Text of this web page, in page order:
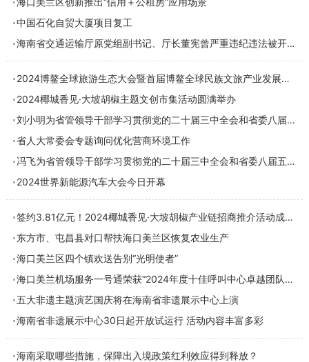
中国石化自贸大厦项目复工
海南省交通运输厅原党组副书记、厅长董宪曾严重违纪违法被开除党籍
2024博鳌全球旅游生态大会暨首届博鳌全球民族文旅产业发展大会盛大开幕
2024椰城香见·大坡胡椒主题文创市集活动圆满举办
刘小明为省管领导干部学习贯彻党的二十届三中全会和省委八届五次全会精神专题研讨班授
省人大常委会专题询问优化营商环境工作
冯飞为省管领导干部学习贯彻党的二十届三中全会和省委八届五次全会精神专题研讨班作开
2024世界新能源汽车大会今日开幕
签约3.81亿元！2024椰城香见·大坡胡椒产业链招商推介活动成功举办
东方市、屯昌县对口帮扶海口美兰区恢复农业生产
海口美兰区四个镇欢送告别“光明使者”
海口美兰机场服务一号通荣获“2024年度十佳呼叫中心卓越团队奖”
五大非遗主题演艺国庆将在海南省非遗展示中心上演
海南省非遗展示中心30日起开放试运行 活动内容丰富多彩
海南采取哪些措施，保障出入境政策红利效应得到释放？